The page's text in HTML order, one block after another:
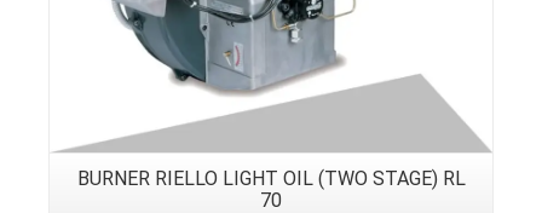
BURNER RIELLO LIGHT OIL (TWO STAGE) RL
70